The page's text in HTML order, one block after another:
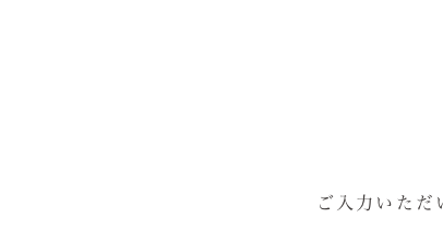
ご入力いただ